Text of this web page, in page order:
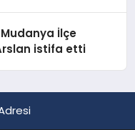
İlçe
istifa etti